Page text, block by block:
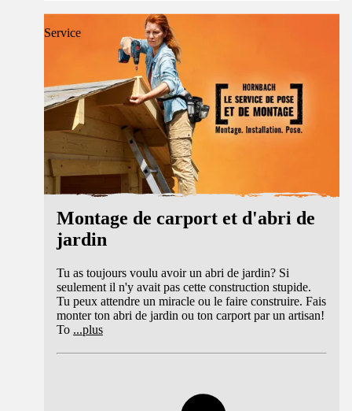
Service
Montage de carport et d'abri de
jardin
Tu as toujours voulu avoir un abri de jardin? Si
seulement il n'y avait pas cette construction stupide.
Tu peux attendre un miracle ou le faire construire. Fais
monter ton abri de jardin ou ton carport par un artisan!
To ...plus